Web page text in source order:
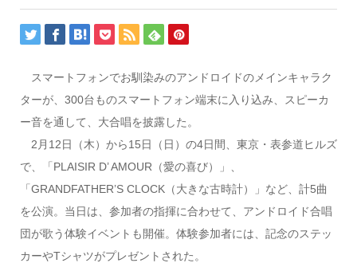
スマートフォンでお馴染みのアンドロイドのメインキャラク
ターが、300台ものスマートフォン端末に入り込み、スピーカ
ー音を通して、大合唱を披露した。
2月12日（木）から15日（日）の4日間、東京・表参道ヒルズ
で、「PLAISIR D’ AMOUR（愛の喜び）」、
「GRANDFATHER’S CLOCK（大きな古時計）」など、計5曲
を公演。当日は、参加者の指揮に合わせて、アンドロイド合唱
団が歌う体験イベントも開催。体験参加者には、記念のステッ
カーやTシャツがプレゼントされた。